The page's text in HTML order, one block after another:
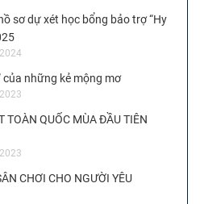
sơ dự xét học bổng bảo trợ “Hy
những kẻ mộng mơ
TOÀN QUỐC MÙA ĐẦU TIÊN
CHƠI CHO NGƯỜI YÊU